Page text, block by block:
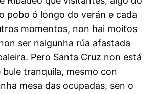
pobo ó longo do verán e cada
momentos, non hai moitos
ser nalgunha rúa afastada
Pero Santa Cruz non está
bule tranquila, mesmo con
mesa das ocupadas, sen o